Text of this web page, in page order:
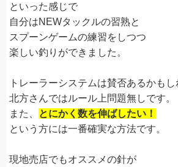
といった感じで
自分はNEWタックルの習熟と
スプーンゲームの練習をしつつ
楽しい釣りができました。
トレーラーシステムは賛否あるかも
北方さんではルール上問題無しです。
また、
とにかく数を伸ばしたい！
という方には一番確実な方法です。
現地売店でもオススメの針が